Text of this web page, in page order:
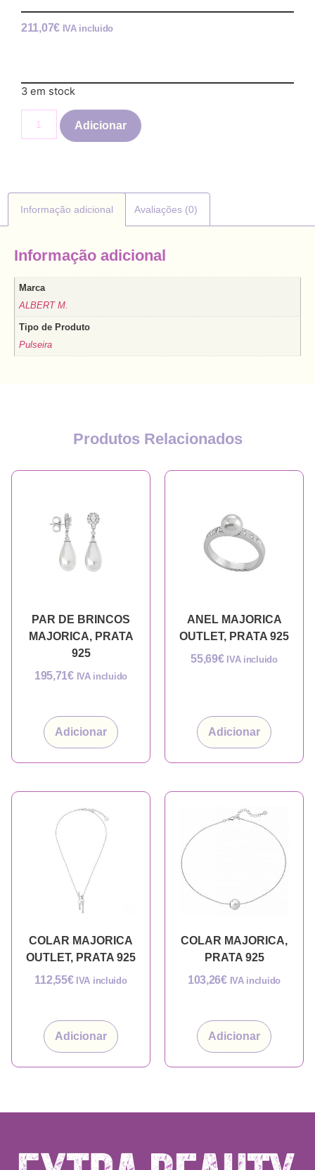
211,07€ IVA incluido
3 em stock
Adicionar
Informação adicional Avaliações (0)
Informação adicional
Marca
ALBERT M.
Tipo de Produto
Pulseira
Produtos Relacionados
PAR DE BRINCOS
MAJORICA, PRATA
925
195,71€ IVA incluido
Adicionar
ANEL MAJORICA
OUTLET, PRATA 925
55,69€ IVA incluido
Adicionar
COLAR MAJORICA
OUTLET, PRATA 925
112,55€ IVA incluido
Adicionar
COLAR MAJORICA,
PRATA 925
103,26€ IVA incluido
Adicionar